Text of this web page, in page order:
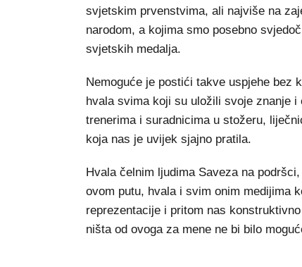
svjetskim prvenstvima, ali najviše na
narodom, a kojima smo posebno
svjetskih medalja.
Nemoguće je postići takve uspjehe bez
hvala svima koji su uložili svoje znanje
trenerima i suradnicima u stožeru,
koja nas je uvijek sjajno pratila.
Hvala čelnim ljudima Saveza na
ovom putu, hvala i svim onim medijima
reprezentacije i pritom nas
ništa od ovoga za mene ne bi bilo